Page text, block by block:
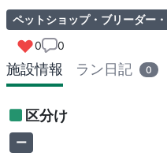
0
0
施設情報 ラン日記 0
区分け
ー